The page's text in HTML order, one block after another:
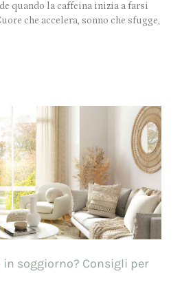
quando la caffeina inizia a farsi
che accelera, sonno che sfugge,
soggiorno? Consigli per